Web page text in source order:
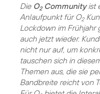
Die O2Communityist
Anlaufpunkt für O2
Lockdown im Frühjahr
auch jetzt wieder.
nicht nur auf, um
tauschen sich in
Themen aus, die sie
Bandbreite reicht von